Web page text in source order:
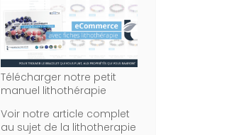
Télécharger notre petit
manuel lithothérapie
Voir notre article complet
au sujet de la lithotherapie